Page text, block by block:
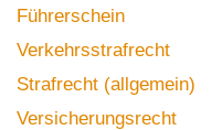
Führerschein
Verkehrsstrafrecht
Strafrecht (allgemein)
Versicherungsrecht